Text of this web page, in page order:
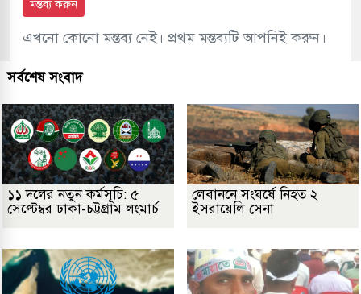
মন্তব্য করুন
এখনো কোনো মন্তব্য নেই। প্রথম মন্তব্যটি আপনিই করুন।
সর্বশেষ সংবাদ
১১ দলের নতুন কর্মসূচি: ৫
সেপ্টেম্বর ঢাকা-চট্টগ্রাম লংমার্চ
লেবাননে সংঘর্ষে নিহত ২
ইসরায়েলি সেনা